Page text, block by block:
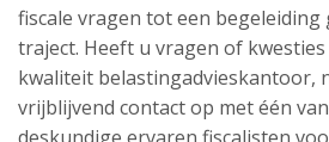
fiscale vragen tot een begeleiding
traject. Heeft u vragen of
kwaliteit belastingadvieskantoor,
vrijblijvend contact op met één